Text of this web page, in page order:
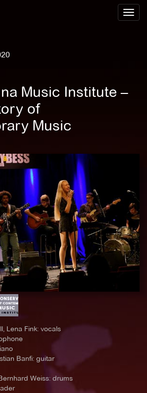
Toggle
Music Institute –
of
Music
Lena Fink: vocals
Banfi: guitar
Weiss: drums